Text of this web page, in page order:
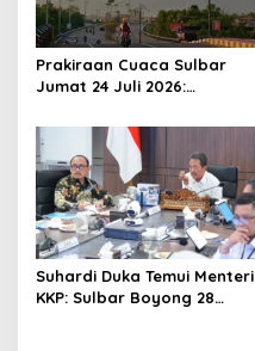
Prakiraan Cuaca Sulbar
Jumat 24 Juli 2026:
Daerah Pesisir Cerah
Suhardi Duka Temui Menteri
KKP: Sulbar Boyong 28